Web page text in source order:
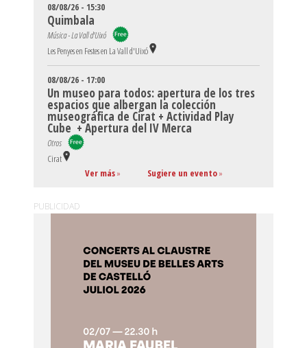
08/08/26 - 15:30
Quimbala
Música - La Vall d'Uixó
Les Penyes en Festes en La Vall d'Uixó
08/08/26 - 17:00
Un museo para todos: apertura de los tres
espacios que albergan la colección
museográfica de Cirat + Actividad Play
Cube + Apertura del IV Merca
Otros
Cirat
Ver más» Sugiere un evento»
PUBLICIDAD